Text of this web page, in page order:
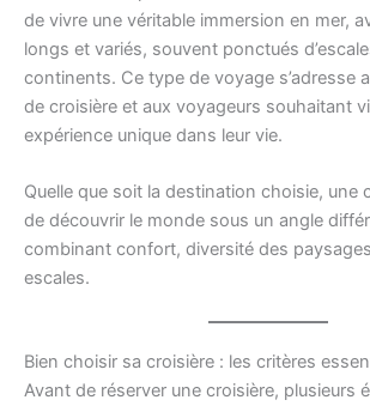
de vivre une véritable immersion en mer,
longs et variés, souvent ponctués
continents. Ce type de voyage s’adresse
de croisière et aux voyageurs souhaitant
expérience unique dans leur vie.
Quelle que soit la destination choisie, une
de découvrir le monde sous un angle
combinant confort, diversité des
escales.
Bien choisir sa croisière : les critères
Avant de réserver une croisière, plusieurs